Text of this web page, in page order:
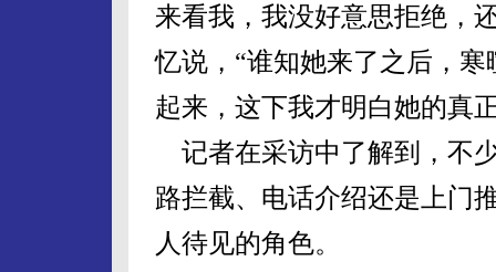
来看我，我没好意思拒绝，
忆说，“谁知她来了之后，
起来，这下我才明白她的真
记者在采访中了解到，不
路拦截、电话介绍还是上门
人待见的角色。